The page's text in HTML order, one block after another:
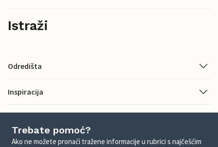
Istraži
Odredišta
Inspiracija
Trebate pomoć?
Ako ne možete pronaći tražene informacije u rubrici s najčešćim